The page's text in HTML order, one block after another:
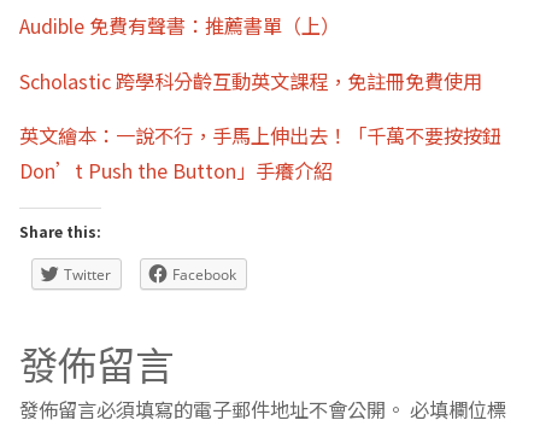
Audible 免費有聲書：推薦書單（上）
Scholastic 跨學科分齡互動英文課程，免註冊免費使用
英文繪本：一說不行，手馬上伸出去！「千萬不要按按鈕
Don’t Push the Button」手癢介紹
Share this:
Twitter Facebook
發佈留言
發佈留言必須填寫的電子郵件地址不會公開。 必填欄位標